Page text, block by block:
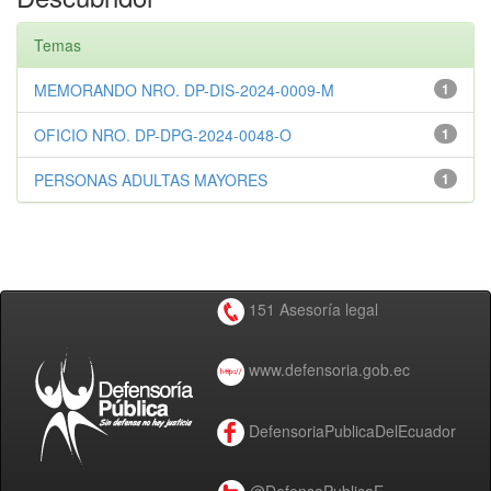
Temas
1
MEMORANDO NRO. DP-DIS-2024-0009-M
1
OFICIO NRO. DP-DPG-2024-0048-O
1
PERSONAS ADULTAS MAYORES
151 Asesoría legal
www.defensoria.gob.ec
DefensoriaPublicaDelEcuador